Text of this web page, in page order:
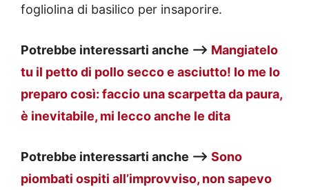
fogliolina di basilico per insaporire.
Potrebbe interessarti anche —> Mangiatelo
tu il petto di pollo secco e asciutto! Io me lo
preparo così: faccio una scarpetta da paura,
è inevitabile, mi lecco anche le dita
Potrebbe interessarti anche —> Sono
piombati ospiti all’improvviso, non sapevo